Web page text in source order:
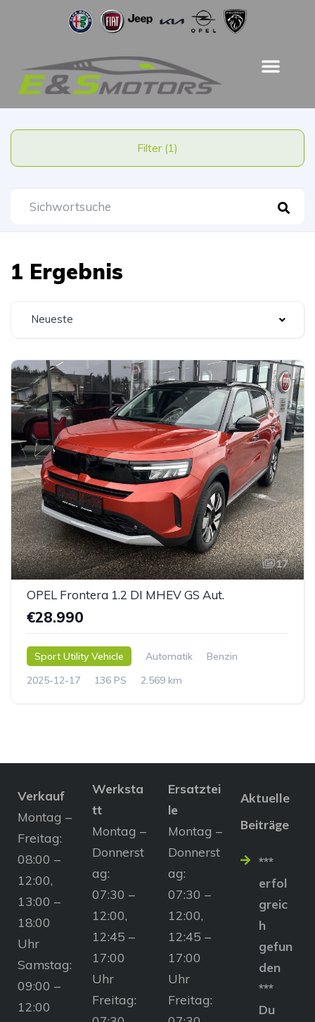
Filter (1)
1 Ergebnis
Neueste
17
OPEL Frontera 1.2 DI MHEV GS Aut.
€28.990
Sport Utility Vehicle Automatik
Benzin
2025-12-17
136 PS 2.569 km
Verkauf
Montag –
Freitag:
08:00 –
12:00,
13:00 –
18:00
Uhr
Samstag:
09:00 –
12:00
Werksta
tt
Montag –
Donnerst
ag:
07:30 –
12:00,
12:45 –
17:00
Uhr
Freitag:
Ersatztei
le
Montag –
Donnerst
ag:
07:30 –
12:00,
12:45 –
17:00
Uhr
Freitag:
Aktuelle
Beiträge
***
erfol
greic
h
gefun
den
***
Du